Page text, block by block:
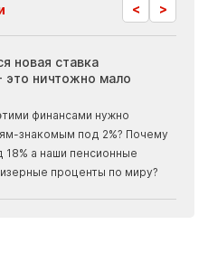
< >
новая ставка
это ничтожно мало
финансами нужно
знакомым под 2%? Почему
а наши пенсионные
проценты по миру?